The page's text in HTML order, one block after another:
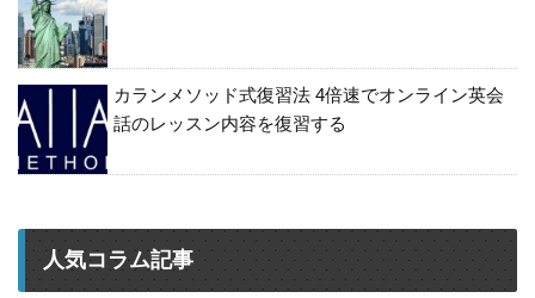
カランメソッド式復習法 4倍速でオンライン英会
話のレッスン内容を復習する
人気コラム記事